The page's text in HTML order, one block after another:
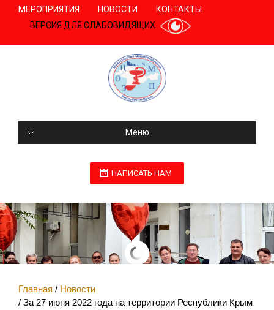
МЕРОПРИЯТИЯ НОВОСТИ
КОНТАКТЫ
ВЕРСИЯ ДЛЯ СЛАБОВИДЯЩИХ
Меню
НАПИСАТЬ НАМ
Главная
Новости
За 27 июня 2022 года на территории Республики Крым